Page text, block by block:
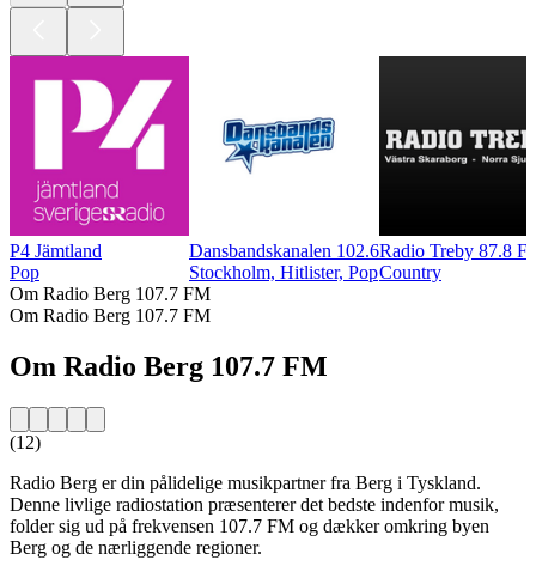
P4 Jämtland
Pop
Dansbandskanalen 102.6
Stockholm, Hitlister, Pop
Radio Treby 87.8
Country
Om Radio Berg 107.7 FM
Om Radio Berg 107.7 FM
Om Radio Berg 107.7 FM
(12)
Radio Berg er din pålidelige musikpartner fra Berg i Tyskland.
Denne livlige radiostation præsenterer det bedste indenfor musik,
folder sig ud på frekvensen 107.7 FM og dækker omkring byen
Berg og de nærliggende regioner.